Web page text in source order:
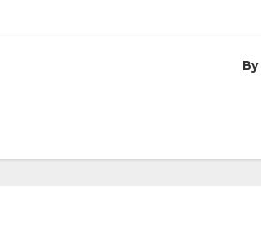
By